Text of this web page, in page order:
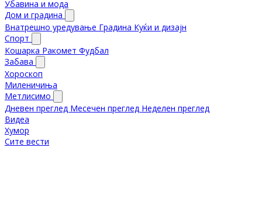
Убавина и мода
Дом и градина
Внатрешно уредување Градина Куќи и дизајн
Спорт
Кошарка Ракомет Фудбал
Забава
Хороскоп
Миленичиња
Метлисимо
Дневен преглед Месечен преглед Неделен преглед
Видеа
Хумор
Сите вести